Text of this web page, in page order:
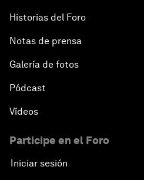
Historias del Foro
Notas de prensa
Galería de fotos
Pódcast
Vídeos
Participe en el Foro
Iniciar sesión